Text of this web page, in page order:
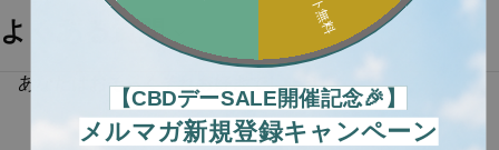
よくある質問
あなたはおそらくそれも好きでしょう....
【CBDデーSALE開催記念🎉】
メルマガ新規登録キャンペーン